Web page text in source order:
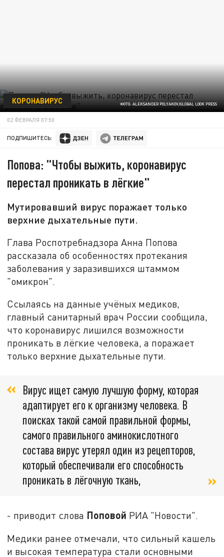
ФОТО: ALEKSANDER POLYAKOV/GLOBAL LOOK PRESS
КОРОНАВИРУС
02 ФЕВРАЛЯ 07:50
ПОДПИШИТЕСЬ:
Попова: "Чтобы выжить, коронавирус
перестал проникать в лёгкие"
Мутировавший вирус поражает только
верхние дыхательные пути.
Глава Роспотребнадзора Анна Попова
рассказала об особенностях протекания
заболевания у заразившихся штаммом
"омикрон".
Ссылаясь на данные учёных медиков,
главный санитарный врач России сообщила,
что коронавирус лишился возможности
проникать в лёгкие человека, а поражает
только верхние дыхательные пути.
Вирус ищет самую лучшую форму, которая
адаптирует его к организму человека. В
поисках такой самой правильной формы,
самого правильного аминокислотного
состава вирус утерял один из рецепторов,
который обеспечивали его способность
проникать в лёгочную ткань,
- приводит слова Поповой РИА "Новости".
Медики ранее отмечали, что сильный кашель
и высокая температура стали основными